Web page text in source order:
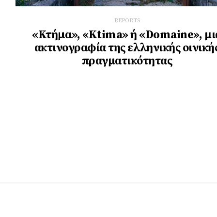
REPORTS
«Κτήµα», «Κtima» ή «Domaine»,
ακτινογραφία της ελληνικής
πραγματικότητας